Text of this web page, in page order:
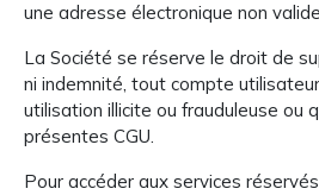
une adresse électronique non
La Société se réserve le droit de
ni indemnité, tout compte utilisateur
utilisation illicite ou frauduleuse ou
présentes CGU.
Pour accéder aux services